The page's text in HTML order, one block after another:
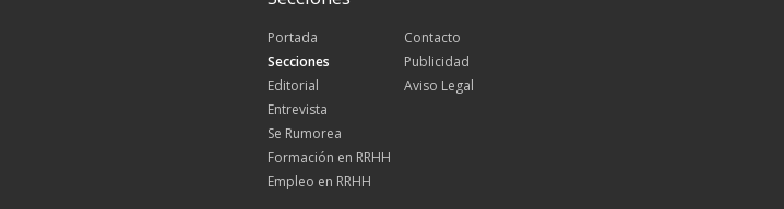
Portada
Secciones
Editorial
Entrevista
Se Rumorea
Formación en RRHH
Empleo en RRHH
Contacto
Publicidad
Aviso Legal